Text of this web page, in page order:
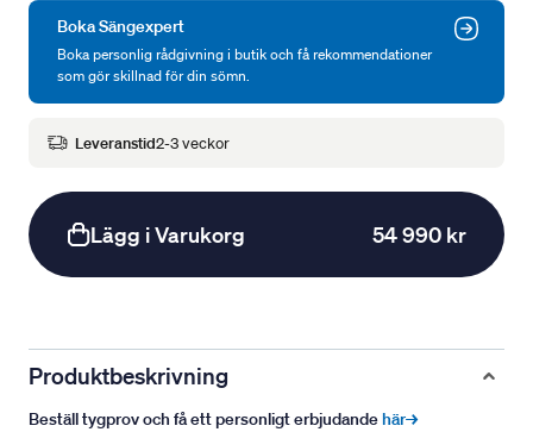
Boka Sängexpert
Boka personlig rådgivning i butik och få rekommendationer
som gör skillnad för din sömn.
Leveranstid2-3 veckor
Lägg i Varukorg 54 990 kr
Produktbeskrivning
Beställ tygprov och få ett personligt erbjudandehär→